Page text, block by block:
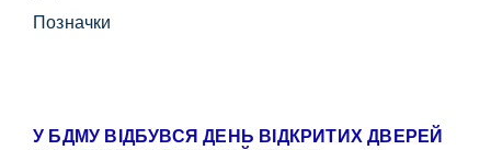
Позначки
У БДМУ ВІДБУВСЯ ДЕНЬ ВІДКРИТИХ ДВЕРЕЙ